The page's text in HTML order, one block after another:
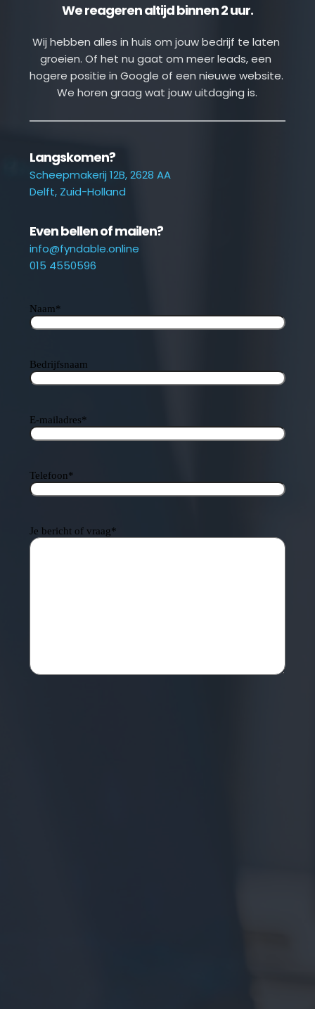
We reageren altijd binnen 2 uur.
Wij hebben alles in huis om jouw bedrijf te laten
groeien. Of het nu gaat om meer leads, een
hogere positie in Google of een nieuwe website.
We horen graag wat jouw uitdaging is.
Langskomen?
Scheepmakerij 12B, 2628 AA
Delft, Zuid-Holland
Even bellen of mailen?
info@fyndable.online
015 4550596
Naam*
Bedrijfsnaam
E-mailadres*
Telefoon*
Je bericht of vraag*